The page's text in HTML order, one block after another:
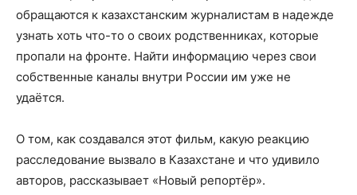
обращаются к казахстанским журналистам в надежде
узнать хоть что-то о своих родственниках, которые
пропали на фронте. Найти информацию через свои
собственные каналы внутри России им уже не
удаётся.
О том, как создавался этот фильм, какую реакцию
расследование вызвало в Казахстане и что удивило
авторов, рассказывает «Новый репортёр».